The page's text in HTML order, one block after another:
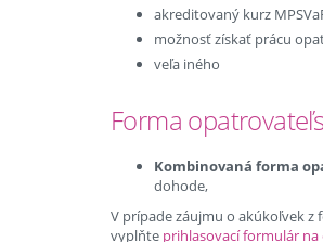
akreditovaný kurz
možnosť získať prácu
veľa iného
Forma
Kombinovaná forma
dohode,
V prípade záujmu o akúkoľvek
vyplňte prihlasovací formulár